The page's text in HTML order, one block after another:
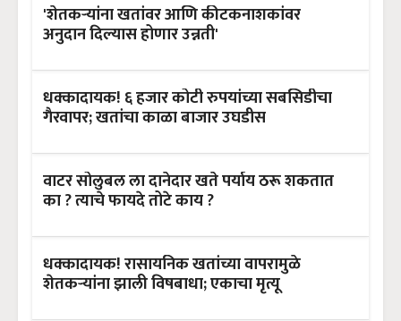
'शेतकऱ्यांना खतांवर आणि कीटकनाशकांवर
अनुदान दिल्यास होणार उन्नती'
धक्कादायक! ६ हजार कोटी रुपयांच्या सबसिडीचा
गैरवापर; खतांचा काळा बाजार उघडीस
वाटर सोलुबल ला दानेदार खते पर्याय ठरू शकतात
का ? त्याचे फायदे तोटे काय ?
धक्कादायक! रासायनिक खतांच्या वापरामुळे
शेतकऱ्यांना झाली विषबाधा; एकाचा मृत्यू